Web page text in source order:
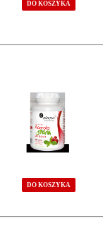
DO KOSZYKA
DO KOSZYKA